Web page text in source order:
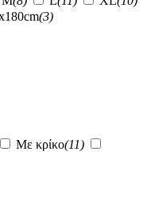
(3)
Με κρίκο(11)